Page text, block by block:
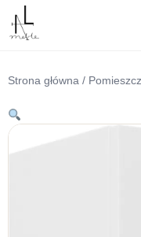
Przejdź
treści
Strona główna /